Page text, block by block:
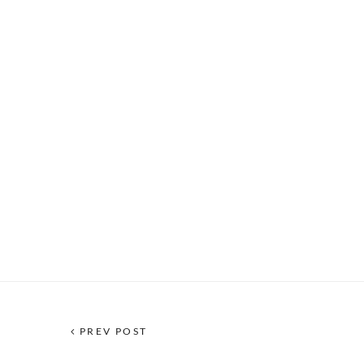
PREV POST